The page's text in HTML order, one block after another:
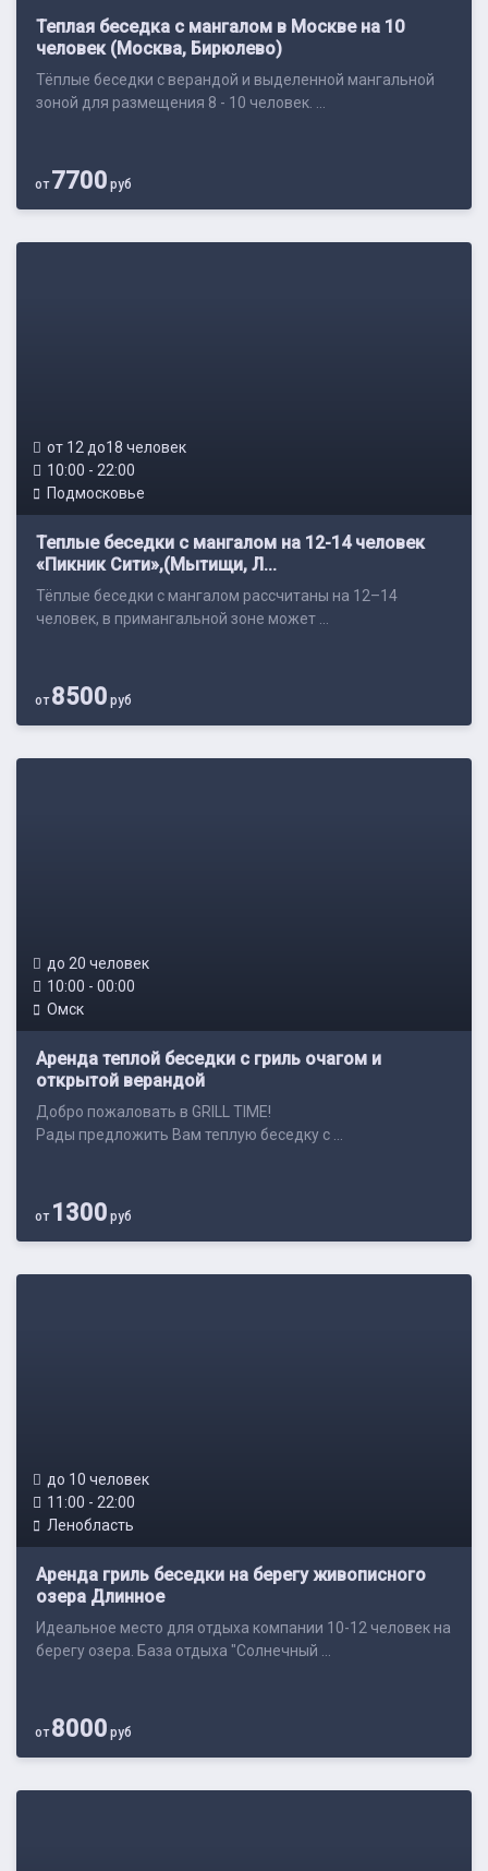
Теплая беседка с мангалом в Москве на 10
человек (Москва, Бирюлево)
Тёплые беседки c верандой и выделенной мангальной
зоной для размещения 8 - 10 человек. ...
от7700 руб
от 12 до18 человек
10:00 - 22:00
Подмосковье
Теплые беседки с мангалом на 12-14 человек
«Пикник Сити»,(Мытищи, Л...
Тёплые беседки с мангалом рассчитаны на 12–14
человек, в примангальной зоне может ...
от8500 руб
до 20 человек
10:00 - 00:00
Омск
Аренда теплой беседки с гриль очагом и
открытой верандой
Добро пожаловать в GRILL TIME!
Рады предложить Вам теплую беседку с ...
от 1300 руб
до 10 человек
11:00 - 22:00
Ленобласть
Аренда гриль беседки на берегу живописного
озера Длинное
Идеальное место для отдыха компании 10-12 человек на
берегу озера. База отдыха "Солнечный ...
от8000 руб